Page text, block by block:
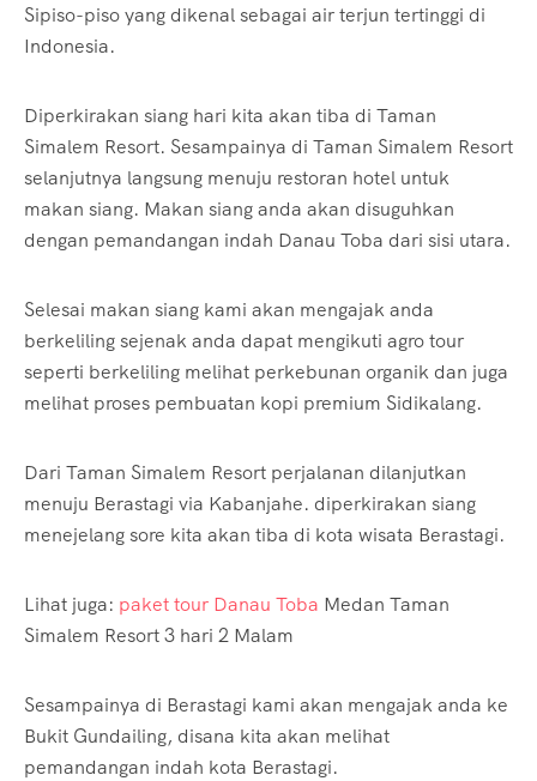
Sipiso-piso yang dikenal sebagai air terjun tertinggi di
Indonesia.
Diperkirakan siang hari kita akan tiba di Taman
Simalem Resort. Sesampainya di Taman Simalem Resort
selanjutnya langsung menuju restoran hotel untuk
makan siang. Makan siang anda akan disuguhkan
dengan pemandangan indah Danau Toba dari sisi utara.
Selesai makan siang kami akan mengajak anda
berkeliling sejenak anda dapat mengikuti agro tour
seperti berkeliling melihat perkebunan organik dan juga
melihat proses pembuatan kopi premium Sidikalang.
Dari Taman Simalem Resort perjalanan dilanjutkan
menuju Berastagi via Kabanjahe. diperkirakan siang
menejelang sore kita akan tiba di kota wisata Berastagi.
Lihat juga: paket tour Danau Toba Medan Taman
Simalem Resort 3 hari 2 Malam
Sesampainya di Berastagi kami akan mengajak anda ke
Bukit Gundailing, disana kita akan melihat
pemandangan indah kota Berastagi.